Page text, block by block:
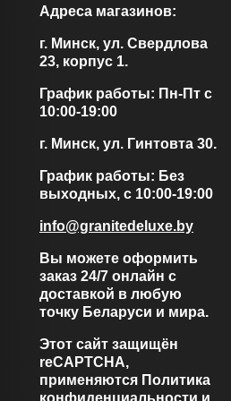
Адреса магазинов:
г. Минск, ул. Свердлова
23, корпус 1.
График работы: Пн-Пт с
10:00-19:00
г. Минск, ул. Гинтовта 30.
График работы: Без
выходных, с 10:00-19:00
info@granitedeluxe.by
Вы можете оформить
заказ 24/7 онлайн с
доставкой в любую
точку Беларуси и мира.
Этот сайт защищён
reCAPTCHA,
применяются Политика
конфиденциальности и